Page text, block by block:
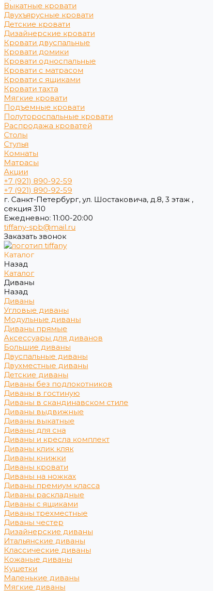
Выкатные кровати
Двухъярусные кровати
Детские кровати
Дизайнерские кровати
Кровати двуспальные
Кровати домики
Кровати односпальные
Кровати с матрасом
Кровати с ящиками
Кровати тахта
Мягкие кровати
Подъемные кровати
Полутороспальные кровати
Распродажа кроватей
Столы
Стулья
Комнаты
Матрасы
Акции
+7 (921) 890-92-59
+7 (921) 890-92-59
г. Санкт-Петербург, ул. Шостаковича, д.8, 3 этаж ,
секция 310
Ежедневно: 11:00-20:00
tiffany-spb@mail.ru
Заказать звонок
Каталог
Назад
Каталог
Диваны
Назад
Диваны
Угловые диваны
Модульные диваны
Диваны прямые
Аксессуары для диванов
Большие диваны
Двуспальные диваны
Двухместные диваны
Детские диваны
Диваны без подлокотников
Диваны в гостиную
Диваны в скандинавском стиле
Диваны выдвижные
Диваны выкатные
Диваны для сна
Диваны и кресла комплект
Диваны клик кляк
Диваны книжки
Диваны кровати
Диваны на ножках
Диваны премиум класса
Диваны раскладные
Диваны с ящиками
Диваны трехместные
Диваны честер
Дизайнерские диваны
Итальянские диваны
Классические диваны
Кожаные диваны
Кушетки
Маленькие диваны
Мягкие диваны